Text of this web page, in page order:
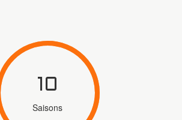
10
Saisons